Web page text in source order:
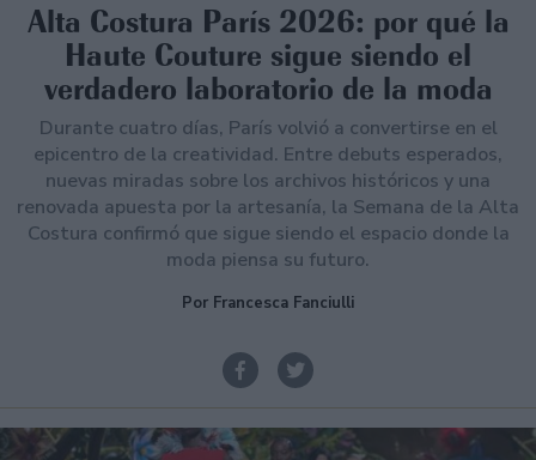
Alta Costura París 2026: por qué la
Haute Couture sigue siendo el
verdadero laboratorio de la moda
Durante cuatro días, París volvió a convertirse en el
epicentro de la creatividad. Entre debuts esperados,
nuevas miradas sobre los archivos históricos y una
renovada apuesta por la artesanía, la Semana de la Alta
Costura confirmó que sigue siendo el espacio donde la
moda piensa su futuro.
Por Francesca Fanciulli